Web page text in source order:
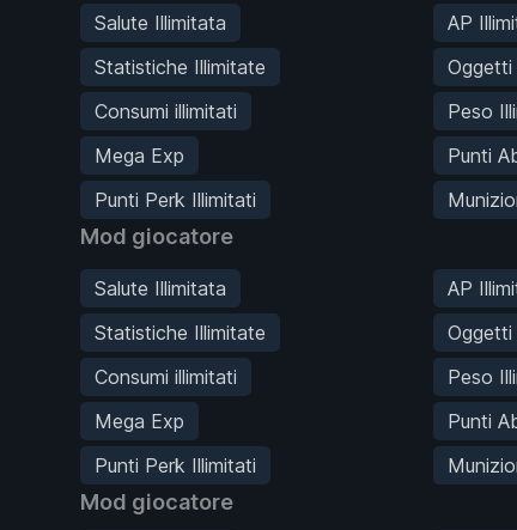
Salute Illimitata
AP
Statistiche Illimitate
Oggetti
Consumi illimitati
Peso
Mega Exp
Punti
Punti Perk Illimitati
Mod giocatore
Salute Illimitata
AP
Statistiche Illimitate
Oggetti
Consumi illimitati
Peso
Mega Exp
Punti
Punti Perk Illimitati
Mod giocatore